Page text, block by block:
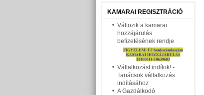
KAMARAI REGISZTRÁCIÓ
Változik a kamarai
hozzájárulás
befizetésének rendje
Vállalkozást indítok! -
Tanácsok vállalkozás
indításához
A Gazdálkodó